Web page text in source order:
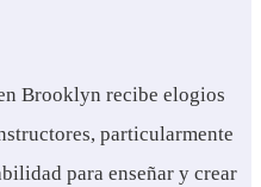
Brooklyn recibe elogios
particularmente
para enseñar y crear